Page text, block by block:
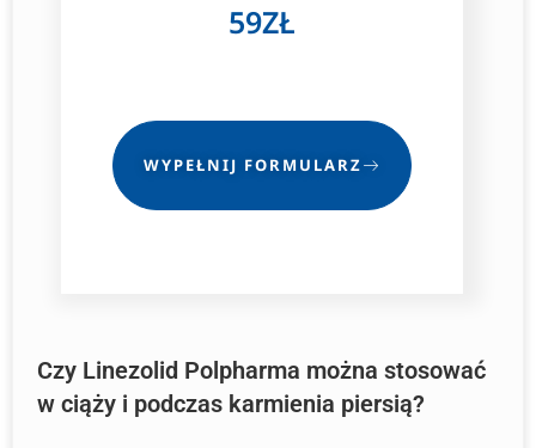
59ZŁ
WYPEŁNIJ FORMULARZ
Czy Linezolid Polpharma można stosować
w ciąży i podczas karmienia piersią?